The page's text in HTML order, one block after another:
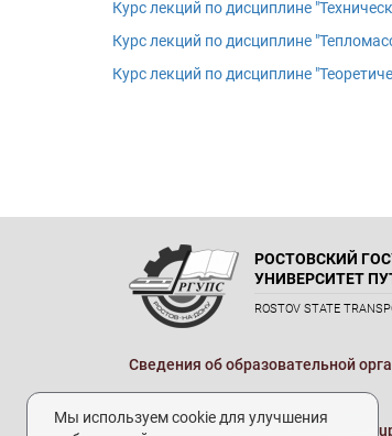
Курс лекций по дисциплине
Курс лекций по дисциплине
Курс лекций по дисциплине
РОСТОВСКИЙ
УНИВЕРСИТЕТ
ROSTOV STATE
Сведения об образовательной
Реквизиты
Электронная почта университета:
Мы используем cookie для улучшения